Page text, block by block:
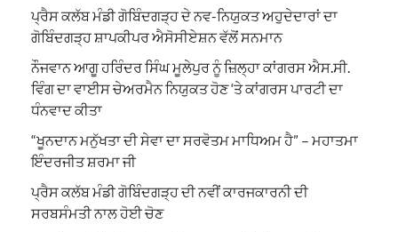
ਪ੍ਰੈਸ ਕਲੱਬ ਮੰਡੀ ਗੋਬਿੰਦਗੜ੍ਹ ਦੇ ਨਵ-ਨਿਯੁਕਤ ਅਹੁਦੇਦਾਰਾਂ ਦਾ
ਗੋਬਿੰਦਗੜ੍ਹ ਸ਼ਾਪਕੀਪਰ ਐਸੋਸੀਏਸ਼ਨ ਵੱਲੋਂ ਸਨਮਾਨ
ਨੌਜਵਾਨ ਆਗੂ ਹਰਿੰਦਰ ਸਿੰਘ ਮੂਲੇਪੁਰ ਨੂੰ ਜ਼ਿਲ੍ਹਾ ਕਾਂਗਰਸ ਐਸ.ਸੀ.
ਵਿੰਗ ਦਾ ਵਾਈਸ ਚੇਅਰਮੈਨ ਨਿਯੁਕਤ ਹੋਣ ‘ਤੇ ਕਾਂਗਰਸ ਪਾਰਟੀ ਦਾ
ਧੰਨਵਾਦ ਕੀਤਾ
“ਖੂਨਦਾਨ ਮਨੁੱਖਤਾ ਦੀ ਸੇਵਾ ਦਾ ਸਰਵੋਤਮ ਮਾਧਿਅਮ ਹੈ” – ਮਹਾਤਮਾ
ਇੰਦਰਜੀਤ ਸ਼ਰਮਾ ਜੀ
ਪ੍ਰੈਸ ਕਲੱਬ ਮੰਡੀ ਗੋਬਿੰਦਗੜ੍ਹ ਦੀ ਨਵੀਂ ਕਾਰਜਕਾਰਨੀ ਦੀ
ਸਰਬਸੰਮਤੀ ਨਾਲ ਹੋਈ ਚੋਣ